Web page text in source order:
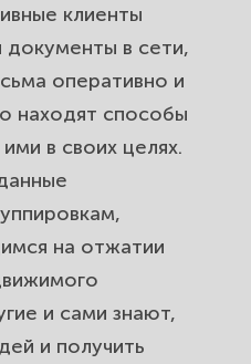
клиенты
документы в сети,
оперативно и
находят способы
в своих целях.
на отжатии
и сами знают,
и получить